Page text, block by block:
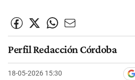
Perfil Redacción Córdoba
18-05-2026 15:30